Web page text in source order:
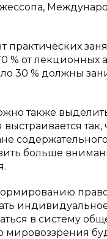
практических
от лекционных
30 % должны
также
выстраивается
больше
в систему